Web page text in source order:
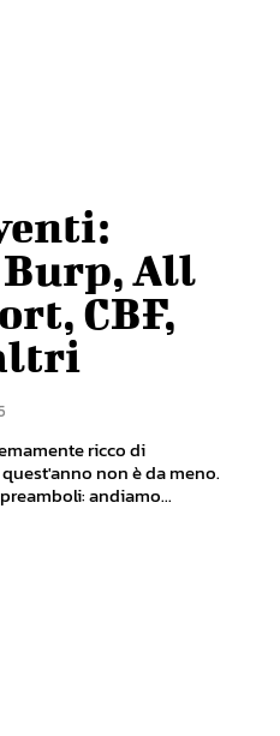
Burp, All
CBF,
ricco di
non è da meno.
andiamo...